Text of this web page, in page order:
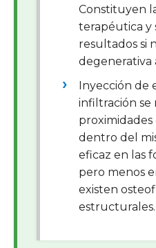
Constituyen
terapéutica y
resultados si
degenerativa
Inyección de
infiltración se
dentro del
eficaz en las
pero menos
existen
estructurales.